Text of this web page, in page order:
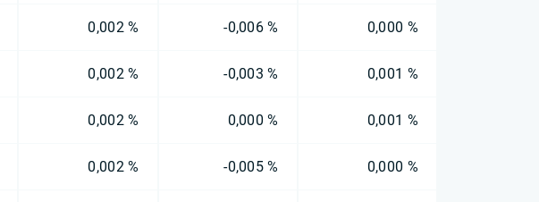
0,002 % -0,006 % 0,000 %
0,002 % -0,003 % 0,001 %
0,002 % 0,000 % 0,001 %
0,002 % -0,005 % 0,000 %